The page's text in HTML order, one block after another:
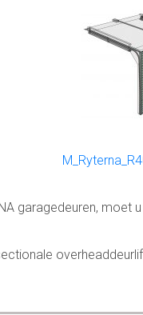
garagedeuren, moet